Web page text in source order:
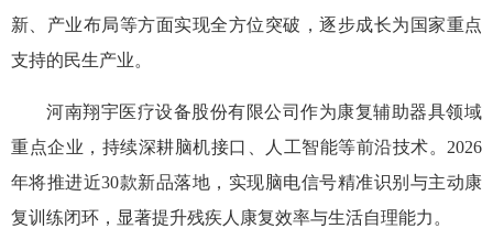
新、产业布局等方面实现全方位突破，逐步成长为国家重点
支持的民生产业。
河南翔宇医疗设备股份有限公司作为康复辅助器具领域
重点企业，持续深耕脑机接口、人工智能等前沿技术。2026
年将推进近30款新品落地，实现脑电信号精准识别与主动康
复训练闭环，显著提升残疾人康复效率与生活自理能力。